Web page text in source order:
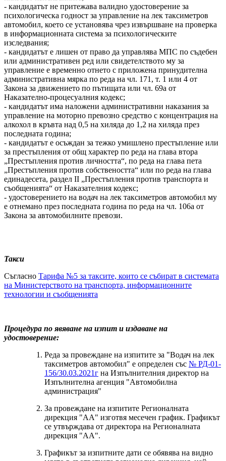
- кандидатът не притежава валидно удостоверение за
психологическа годност за управление на лек таксиметров
автомобил, което се установява чрез извършване на проверка
в информационната система за психологическите
изследвания;
- кандидатът е лишен от право да управлява МПС по съдебен
или административен ред или свидетелството му за
управление е временно отнето с приложена принудителна
административна мярка по реда на чл. 171, т. 1 или 4 от
Закона за движението по пътищата или чл. 69а от
Наказателно-процесуалния кодекс;
- кандидатът има наложени административни наказания за
управление на моторно превозно средство с концентрация на
алкохол в кръвта над 0,5 на хиляда до 1,2 на хиляда през
последната година;
- кандидатът е осъждан за тежко умишлено престъпление или
за престъпления от общ характер по реда на глава втора
„Престъпления против личността“, по реда на глава пета
„Престъпления против собствеността“ или по реда на глава
единадесета, раздел II „Престъпления против транспорта и
съобщенията“ от Наказателния кодекс;
- удостоверението на водач на лек таксиметров автомобил му
е отнемано през последната година по реда на чл. 106а от
Закона за автомобилните превози.
Такси
Съгласно Тарифа №5 за таксите, които се събират в системата
на Министерството на транспорта, информационните
технологии и съобщенията
Процедура по явяване на изпит и издаване на
удостоверение:
Реда за провеждане на изпитите за "Водач на лек
таксиметров автомобил" е определен със № РД-01-
156/30.03.2021г на Изпълнителния директор на
Изпълнителна агенция "Автомобилна
администрация"
За провеждане на изпитите Регионалната
дирекция "АА" изготвя месечен график. Графикът
се утвърждава от директора на Регионалната
дирекция "АА".
Графикът за изпитните дати се обявява на видно